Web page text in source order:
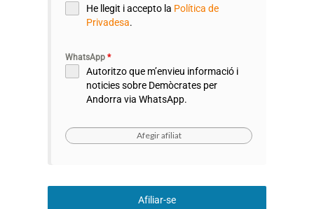
He llegit i accepto la Política de
Privadesa.
WhatsApp *
Autoritzo que m’envieu informació i
noticies sobre Demòcrates per
Andorra via WhatsApp.
Afiliar-se